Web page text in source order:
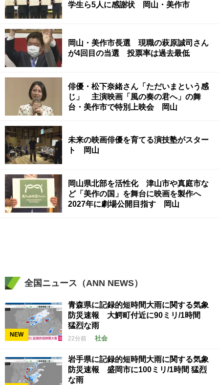
学生ら5人に感謝状 岡山・美作市
岡山・美作市長選 現職の萩原誠司さん
が4回目の当選 投票率は過去最低
俳優・松下奈緒さん「ただいまという感
じ」 主演映画「風の奏の君へ」の舞
台・美作市で特別上映会 岡山
未来の映画俳優を育てる演技塾がスター
ト 岡山
岡山県北部を活性化 津山市や真庭市な
ど「美作の国」を舞台に映画を製作へ
2027年に劇場公開目指す 岡山
全国ニュース（ANN NEWS）
NEW
青森県に記録的短時間大雨に関する気象
防災速報 大鰐町付近に90ミリ/1時間
猛烈な雨
22分前 社会
岩手県に記録的短時間大雨に関する気象
防災速報 盛岡市に100ミリ/1時間 猛烈
な雨